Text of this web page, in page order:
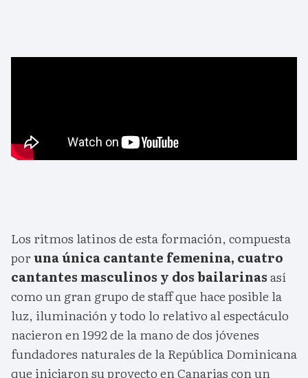
Los ritmos latinos de esta formación, compuesta
poruna única cantante femenina, cuatro
cantantes masculinos y dos bailarinasasí
como un gran grupo de staff que hace posible la
luz, iluminación y todo lo relativo al espectáculo
nacieron en 1992 de la mano de dos jóvenes
fundadores naturales de la República Dominicana
que iniciaron su proyecto en Canarias con un